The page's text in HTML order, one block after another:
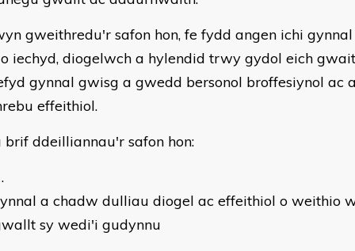
gweithredu'r safon hon, fe fydd angen ichi
iechyd, diogelwch a hylendid trwy gydol eich
gynnal gwisg a gwedd bersonol broffesiynol ac
effeithiol.
brif ddeilliannau'r safon hon:
a chadw dulliau diogel ac effeithiol o weithio
sy wedi'i gudynnu